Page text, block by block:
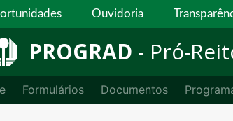
Ouvidoria
PROGRAD - Pró-
Formulários Documentos